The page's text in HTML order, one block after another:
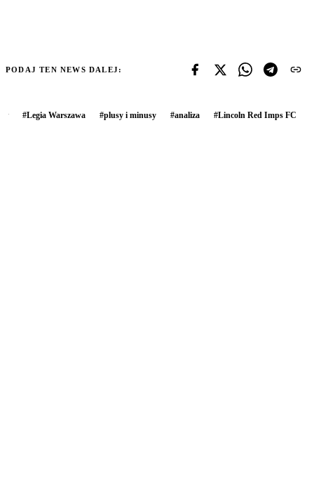
PODAJ TEN NEWS DALEJ:
#Legia Warszawa #plusy i minusy #analiza #Lincoln Red Imps FC